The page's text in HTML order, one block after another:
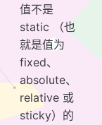
值不是
static （也
就是值为
fixed、
absolute、
relative 或
sticky）的